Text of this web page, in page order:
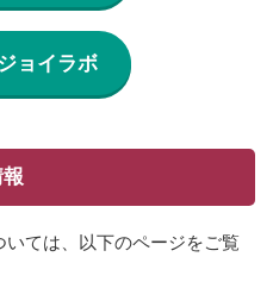
ョイラボ
ては、以下のページをご覧